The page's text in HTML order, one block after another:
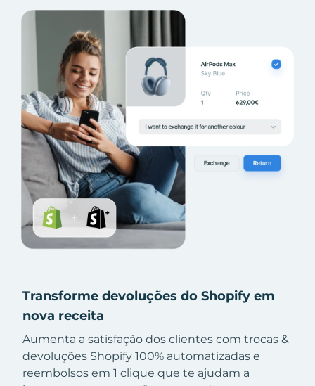
Transforme devoluções do Shopify em
nova receita
Aumenta a satisfação dos clientes com trocas &
devoluções Shopify 100% automatizadas e
reembolsos em 1 clique que te ajudam a